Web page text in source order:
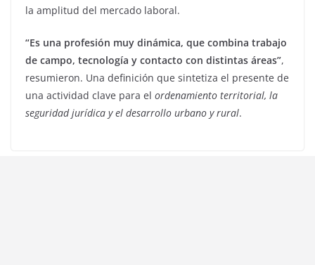
la amplitud del mercado laboral.
“Es una profesión muy dinámica, que combina trabajo
de campo, tecnología y contacto con distintas áreas”,
resumieron. Una definición que sintetiza el presente de
una actividad clave para el ordenamiento territorial, la
seguridad jurídica y el desarrollo urbano y rural.